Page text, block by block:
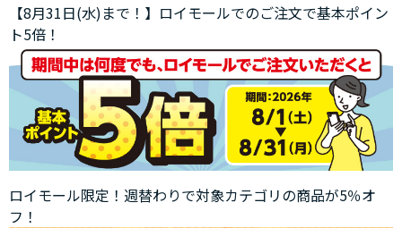
【8月31日(水)まで！】ロイモールでのご注文で基本ポイン
ト5倍！
ロイモール限定！週替わりで対象カテゴリの商品が5％オ
フ！